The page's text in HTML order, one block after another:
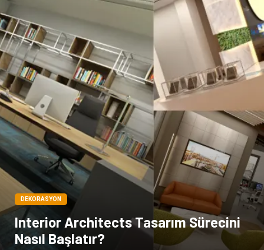
Dernekler ve Birlikler
DEKORASYON
Interior Architects Tasarım Sürecini
Nasıl Başlatır?